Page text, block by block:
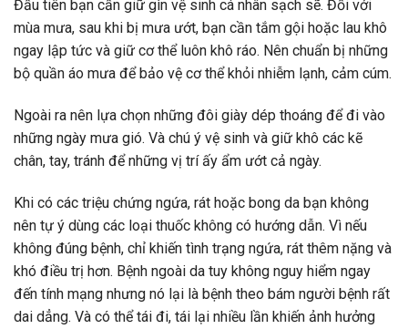
Đầu tiên bạn cần giữ gìn vệ sinh cá nhân sạch sẽ. Đối với
mùa mưa, sau khi bị mưa ướt, bạn cần tắm gội hoặc lau khô
ngay lập tức và giữ cơ thể luôn khô ráo. Nên chuẩn bị những
bộ quần áo mưa để bảo vệ cơ thể khỏi nhiễm lạnh, cảm cúm.
Ngoài ra nên lựa chọn những đôi giày dép thoáng để đi vào
những ngày mưa gió. Và chú ý vệ sinh và giữ khô các kẽ
chân, tay, tránh để những vị trí ấy ẩm ướt cả ngày.
Khi có các triệu chứng ngứa, rát hoặc bong da bạn không
nên tự ý dùng các loại thuốc không có hướng dẫn. Vì nếu
không đúng bệnh, chỉ khiến tình trạng ngứa, rát thêm nặng và
khó điều trị hơn. Bệnh ngoài da tuy không nguy hiểm ngay
đến tính mạng nhưng nó lại là bệnh theo bám người bệnh rất
dai dẳng. Và có thể tái đi, tái lại nhiều lần khiến ảnh hưởng